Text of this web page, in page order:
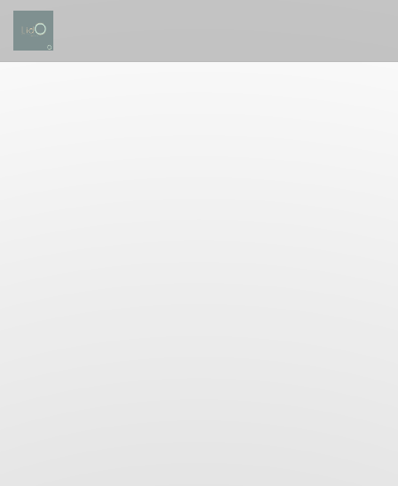
Personalizzazione delle tue scelte sui cookie